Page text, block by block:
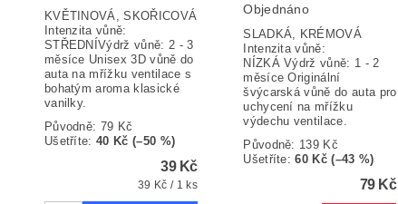
KVĚTINOVÁ, SKOŘICOVÁ
Intenzita vůně:
STŘEDNÍVýdrž vůně: 2 - 3
měsíce Unisex 3D vůně do
auta na mřížku ventilace s
bohatým aroma klasické
vanilky.
Původně: 79 Kč
Ušetříte:40 Kč (–50 %)
39 Kč
39 Kč / 1 ks
Objednáno
SLADKÁ, KRÉMOVÁ
Intenzita vůně:
NÍZKÁ Výdrž vůně: 1 - 2
měsíce Originální
švýcarská vůně do auta pro
uchycení na mřížku
výdechu ventilace.
Původně: 139 Kč
Ušetříte:60 Kč (–43 %)
79 Kč